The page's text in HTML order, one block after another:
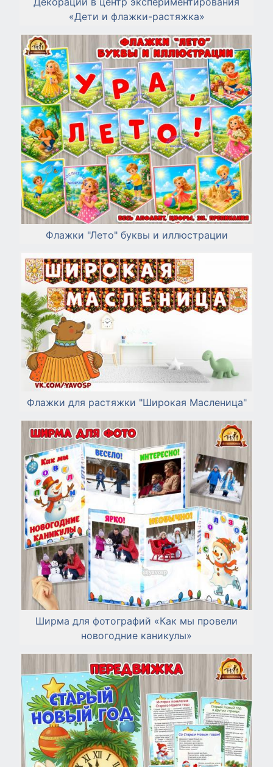
«Дети и флажки-растяжка»
Флажки "Лето" буквы и иллюстрации
Флажки для растяжки "Широкая Масленица"
Ширма для фотографий «Как мы провели
новогодние каникулы»